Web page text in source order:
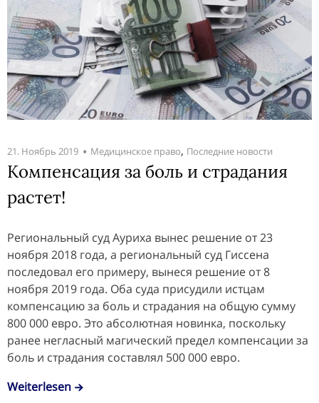
21. Ноябрь 2019 Медицинское право, Последние новости
Компенсация за боль и страдания
растет!
Региональный суд Ауриха вынес решение от 23
ноября 2018 года, а региональный суд Гиссена
последовал его примеру, вынеся решение от 8
ноября 2019 года. Оба суда присудили истцам
компенсацию за боль и страдания на общую сумму
800 000 евро. Это абсолютная новинка, поскольку
ранее негласный магический предел компенсации за
боль и страдания составлял 500 000 евро.
Weiterlesen